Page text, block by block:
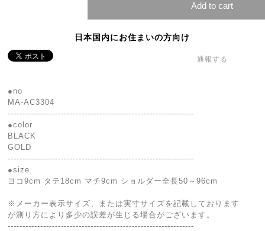
Add to cart
日本国内にお住まいの方向け
通報する
●no
MA-AC3304
---------------------------------------------------------------
●color
BLACK
GOLD
---------------------------------------------------------------
●size
ヨコ9cm タテ18cm マチ9cm ショルダー全長50～96cm
※メーカー表示サイズ、または実寸サイズを記載しております
が測り方により多少の誤差が生じる場合がございます。
---------------------------------------------------------------